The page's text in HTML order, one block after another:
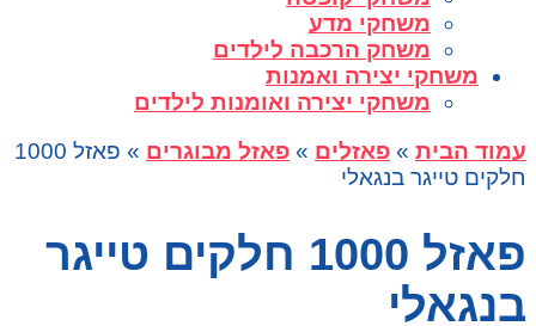
משחקי מדע
משחק הרכבה לילדים
משחקי יצירה ואמנות
משחקי יצירה ואומנות לילדים
עמוד הבית» פאזלים» פאזל מבוגרים
» פאזל 1000
חלקים טייגר בנגאלי
פאזל 1000 חלקים טייגר
בנגאלי